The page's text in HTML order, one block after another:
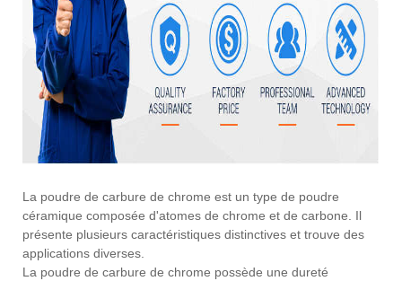
La poudre de carbure de chrome est un type de poudre
céramique composée d'atomes de chrome et de carbone. Il
présente plusieurs caractéristiques distinctives et trouve des
applications diverses.
La poudre de carbure de chrome possède une dureté